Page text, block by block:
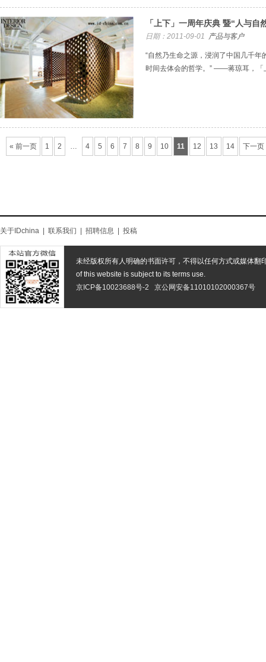
「上下」一周年庆典 暨“人与自
日期：2011-09-01 产品与客户
“自然乃生命之源，浸润了中国几千
时间去体会的哲学。” ——蒋琼耳，「
« 前一页 1 2 … 4 5 6 7 8 9 10 11 12 13 14 下一页
关于IDchina 联系我们 招聘信息 投稿
未经版权所有人明确的书面许可，不得以任何方式或媒体翻
of this website is subject to its terms use.
京ICP备10023688号-2
京公网安备11010102000367号